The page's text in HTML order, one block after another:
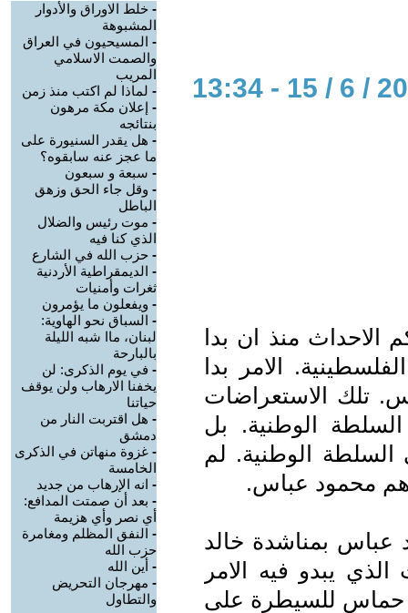
الاحداث منذ ان بدا
الامر بدا
تلك الاستعراضات
الوطنية. بل
الوطنية. لم
محمود عباس.
عباس بمناشدة خالد
يبدو فيه الامر
حماس للسيطرة على
- خلط الاوراق والأدوار
المشبوهة
- المسيحيون في العراق
والصمت الاسلامي
المريب
- لماذا لم اكتب منذ زمن
- إعلان مكة مرهون
بنتائجه
- هل يقدر السنيورة على
ما عجز عنه سابقوه؟
- سبعة و سبعون
- وقل جاء الحق وزهق
الباطل
- موت رئيس والضلال
الذي كنا فيه
- حزب الله في الشارع
- الديمقراطية الأردنية
ثغرات وأمنيات
- ويفعلون ما يؤمرون
- السباق نحو الهاوية:
لبنان، ماا شبه الليلة
بالبارحة
- في يوم الذكرى: لن
يخفنا الارهاب ولن يوقف
حياتنا
- هل اقتربت النار من
دمشق
- غزوة منهاتن في الذكرى
الخامسة
- انه الإرهاب من جديد
- بعد أن صمتت المدافع:
أي نصر وأي هزيمة
- النفق المظلم ومغامرة
حزب الله
- أين الله
- مهرجان التحريض
والتطاول